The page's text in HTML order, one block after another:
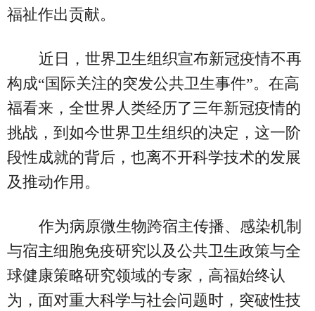
福祉作出贡献。
近日，世界卫生组织宣布新冠疫情不再
构成“国际关注的突发公共卫生事件”。在高
福看来，全世界人类经历了三年新冠疫情的
挑战，到如今世界卫生组织的决定，这一阶
段性成就的背后，也离不开科学技术的发展
及推动作用。
作为病原微生物跨宿主传播、感染机制
与宿主细胞免疫研究以及公共卫生政策与全
球健康策略研究领域的专家，高福始终认
为，面对重大科学与社会问题时，突破性技